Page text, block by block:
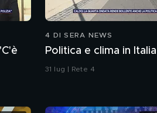
4 DI SERA NEWS
Politica e clima in Italia
31 lug | Rete 4